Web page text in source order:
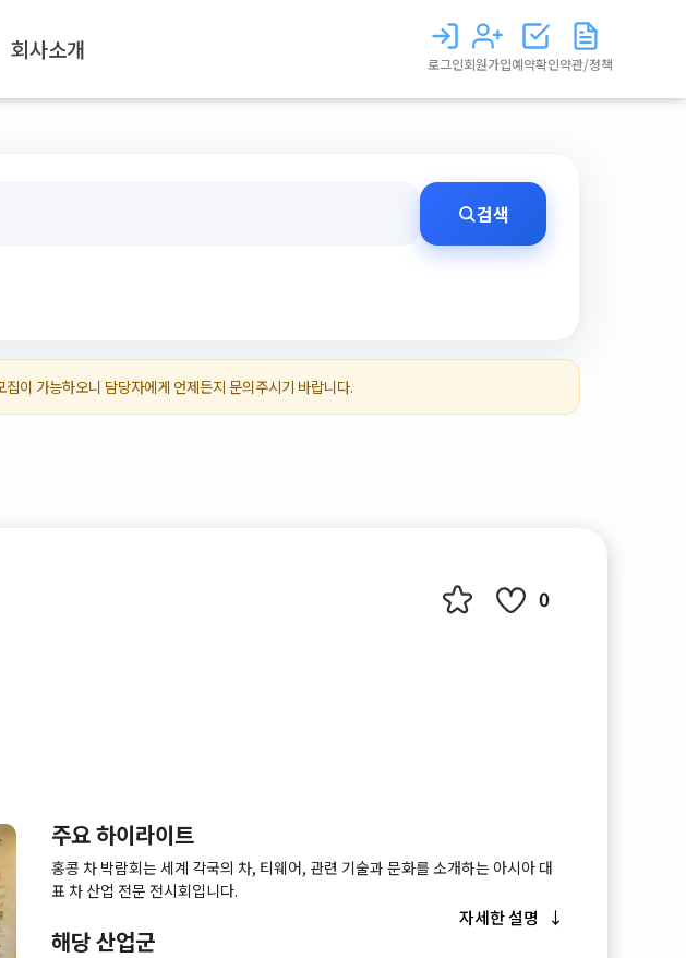
회사소개
로그인회원가입예약확인약관/정책
검색
이 가능하오니 담당자에게 언제든지 문의주시기 바랍니다.
0
주요 하이라이트
홍콩 차 박람회는 세계 각국의 차, 티웨어, 관련 기술과 문화를 소개하는 아시아 대
표 차 산업 전문 전시회입니다.
자세한 설명
해당 산업군